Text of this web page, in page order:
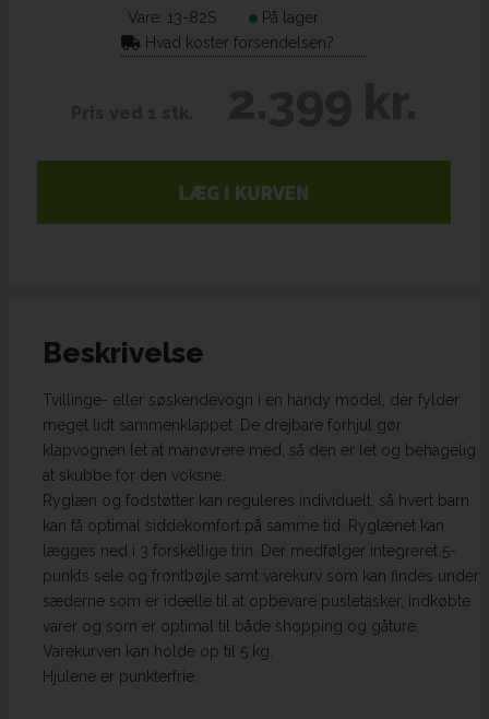
Vare: 13-82S
På lager
Hvad koster forsendelsen?
Beskrivelse
Tvillinge- eller søskendevogn i en handy model, der fylder
meget lidt sammenklappet. De drejbare forhjul gør
klapvognen let at manøvrere med, så den er let og behagelig
at skubbe for den voksne.
Ryglæn og fodstøtter kan reguleres individuelt, så hvert barn
kan få optimal siddekomfort på samme tid. Ryglænet kan
lægges ned i 3 forskellige trin. Der medfølger integreret 5-
punkts sele og frontbøjle samt varekurv som kan findes under
sæderne som er ideelle til at opbevare pusletasker, indkøbte
varer og som er optimal til både shopping og gåture.
Varekurven kan holde op til 5 kg.
Hjulene er punkterfrie.